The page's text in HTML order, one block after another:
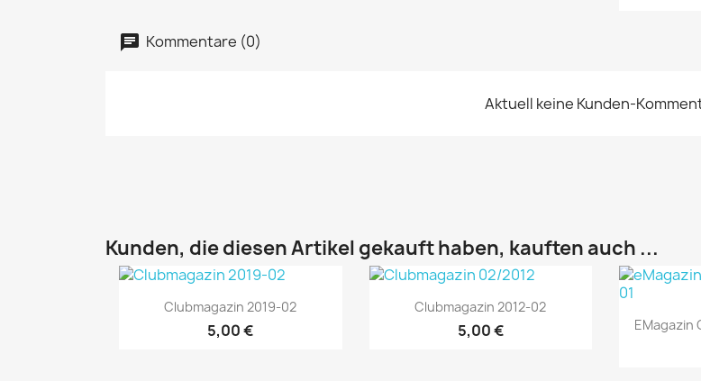
Kommentare (0)
Aktuell keine Kunden-
Kunden, die diesen Artikel gekauft haben, kauften auch ...
Vorschau
Clubmagazin 2019-02
5,00 €
Vorschau
Clubmagazin 2012-02
5,00 € EMagazin